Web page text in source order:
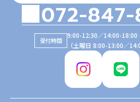
072-847-
受付時間
9:00-12:30／14:00-18:00
（土曜日 8:00-13:00／